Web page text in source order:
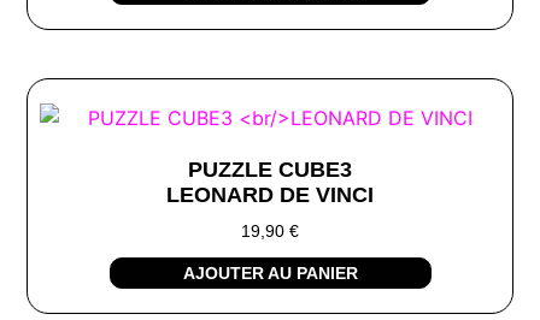
PUZZLE CUBE3
LEONARD DE VINCI
19,90 €
AJOUTER AU PANIER